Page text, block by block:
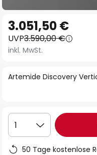
Anfang
der
Bildgalerie
Artemide Discovery
3.051,50 €
UVP3.590,00 €
inkl. MwSt.
1
50 Tage kostenlose